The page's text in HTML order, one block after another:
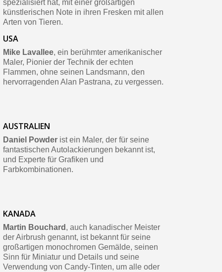
spezialisiert hat, mit einer großartigen
künstlerischen Note in ihren Fresken mit allen
Arten von Tieren.
USA
Mike Lavallee, ein berühmter amerikanischer
Maler, Pionier der Technik der echten
Flammen, ohne seinen Landsmann, den
hervorragenden Alan Pastrana, zu vergessen.
AUSTRALIEN
Daniel Powderist ein Maler, der für seine
fantastischen Autolackierungen bekannt ist,
und Experte für Grafiken und
Farbkombinationen.
KANADA
Martin Bouchard , auch kanadischer Meister
der Airbrush genannt, ist bekannt für seine
großartigen monochromen Gemälde, seinen
Sinn für Miniatur und Details und seine
Verwendung von Candy-Tinten, um alle oder